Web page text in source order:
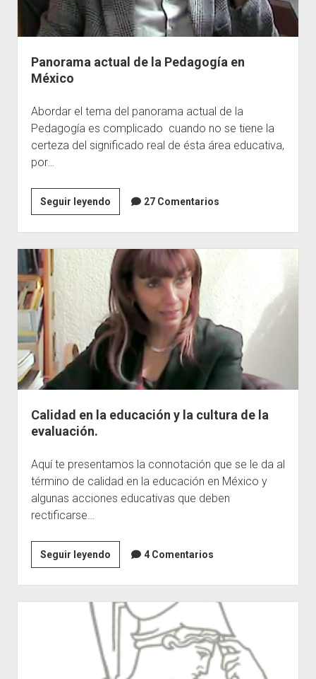
Panorama actual de la Pedagogía en
México
Abordar el tema del panorama actual de la
Pedagogía es complicado cuando no se tiene la
certeza del significado real de ésta área educativa,
por…
Seguir leyendoPanorama
actual
de
la
Pedagogía
en
México
27 Comentarios
Calidad en la educación y la cultura de la
evaluación.
Aquí te presentamos la connotación que se le da al
término de calidad en la educación en México y
algunas acciones educativas que deben
rectificarse…
Seguir leyendoCalidad
en
la
educación
la
cultura
de
4 Comentarios